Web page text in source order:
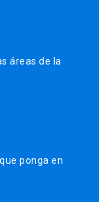
áreas de la
ponga en